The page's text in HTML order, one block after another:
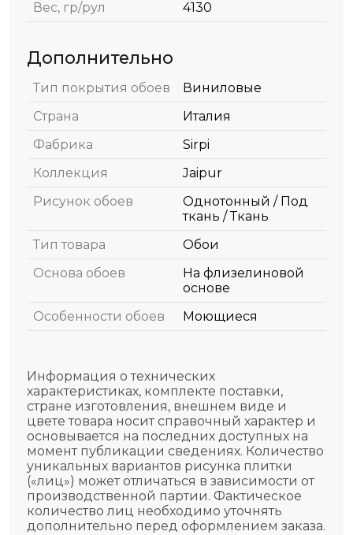
Вес, гр/рул 4130
Дополнительно
Тип покрытия обоев
Виниловые
Страна
Италия
Фабрика
Sirpi
Коллекция
Jaipur
Рисунок обоев
Однотонный / Под
ткань / Ткань
Тип товара
Обои
Основа обоев
На флизелиновой
основе
Особенности обоев
Моющиеся
Информация о технических
характеристиках, комплекте поставки,
стране изготовления, внешнем виде и
цвете товара носит справочный характер и
основывается на последних доступных на
момент публикации сведениях. Количество
уникальных вариантов рисунка плитки
(«лиц») может отличаться в зависимости от
производственной партии. Фактическое
количество лиц необходимо уточнять
дополнительно перед оформлением заказа.